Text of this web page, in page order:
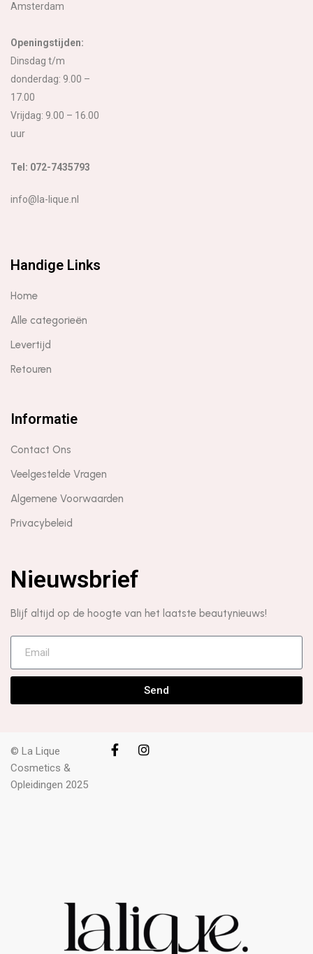
Amsterdam
Openingstijden:
Dinsdag t/m
donderdag: 9.00 –
17.00
Vrijdag: 9.00 – 16.00
uur
Tel: 072-7435793
info@la-lique.nl
Handige Links
Home
Alle categorieën
Levertijd
Retouren
Informatie
Contact Ons
Veelgestelde Vragen
Algemene Voorwaarden
Privacybeleid
Nieuwsbrief
Blijf altijd op de hoogte van het laatste beautynieuws!
Send
© La Lique
Cosmetics &
Opleidingen 2025